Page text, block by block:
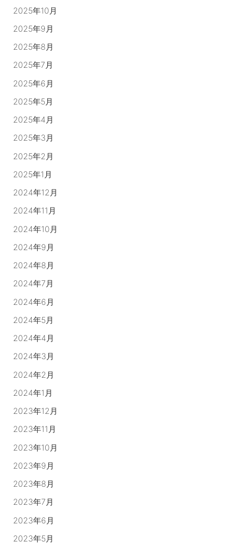
2025年10月
2025年9月
2025年8月
2025年7月
2025年6月
2025年5月
2025年4月
2025年3月
2025年2月
2025年1月
2024年12月
2024年11月
2024年10月
2024年9月
2024年8月
2024年7月
2024年6月
2024年5月
2024年4月
2024年3月
2024年2月
2024年1月
2023年12月
2023年11月
2023年10月
2023年9月
2023年8月
2023年7月
2023年6月
2023年5月